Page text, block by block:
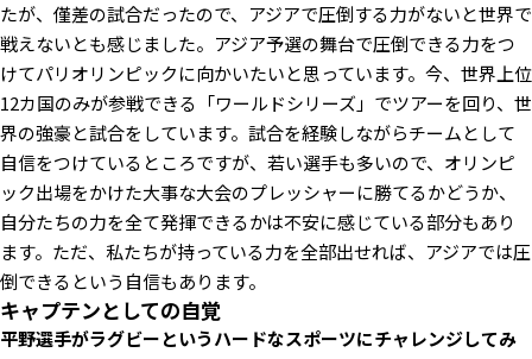
たが、僅差の試合だったので、アジアで圧倒する力がないと世界で
戦えないとも感じました。アジア予選の舞台で圧倒できる力をつ
けてパリオリンピックに向かいたいと思っています。今、世界上位
12カ国のみが参戦できる「ワールドシリーズ」でツアーを回り、世
界の強豪と試合をしています。試合を経験しながらチームとして
自信をつけているところですが、若い選手も多いので、オリンピ
ック出場をかけた大事な大会のプレッシャーに勝てるかどうか、
自分たちの力を全て発揮できるかは不安に感じている部分もあり
ます。ただ、私たちが持っている力を全部出せれば、アジアでは圧
倒できるという自信もあります。
キャプテンとしての自覚
――平野選手がラグビーというハードなスポーツにチャレンジしてみ